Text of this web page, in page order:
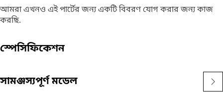
আমরা এখনও এই পার্টের জন্য একটি বিবরণ যোগ করার জন্য কাজ
করছি.
স্পেসিফিকেশন
সামঞ্জস্যপূর্ণ মডেল